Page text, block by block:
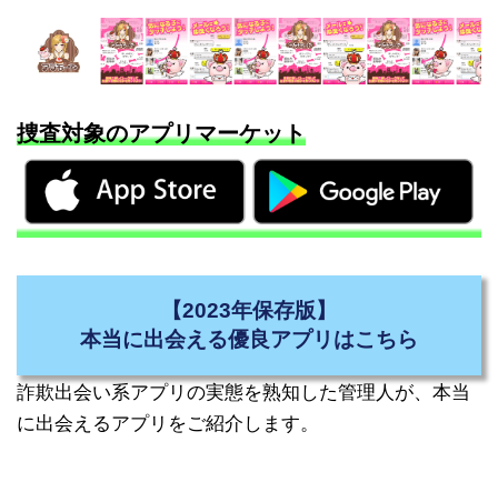
捜査対象のアプリマーケット
【2023年保存版】
本当に出会える優良アプリはこちら
詐欺出会い系アプリの実態を熟知した管理人が、本当
に出会えるアプリをご紹介します。